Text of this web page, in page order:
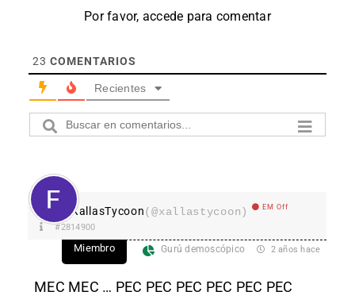
Por favor, accede para comentar
23 COMENTARIOS
Recientes
XallasTycoon(@xallastycoon) EM Off
#2814900
Miembro Gurú demoscópico 2 años hace
MEC MEC … PEC PEC PEC PEC PEC PEC